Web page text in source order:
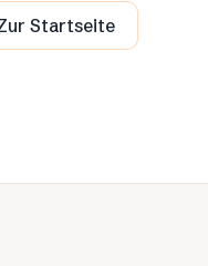
Startseite